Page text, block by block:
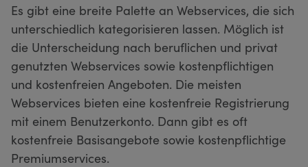
Es gibt eine breite Palette an Webservices, die sich
unterschiedlich kategorisieren lassen. Möglich ist
die Unterscheidung nach beruflichen und privat
genutzten Webservices sowie kostenpflichtigen
und kostenfreien Angeboten. Die meisten
Webservices bieten eine kostenfreie Registrierung
mit einem Benutzerkonto. Dann gibt es oft
kostenfreie Basisangebote sowie kostenpflichtige
Premiumservices.